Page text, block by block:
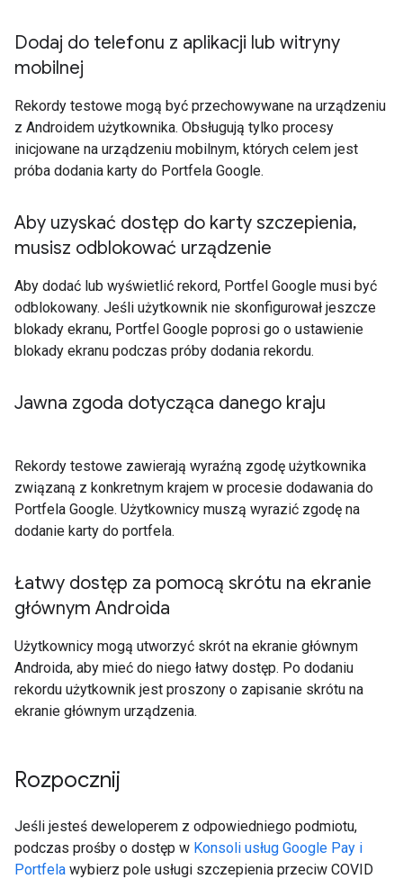
Dodaj do telefonu z aplikacji lub witryny
mobilnej
Rekordy testowe mogą być przechowywane na urządzeniu
z Androidem użytkownika. Obsługują tylko procesy
inicjowane na urządzeniu mobilnym, których celem jest
próba dodania karty do Portfela Google.
Aby uzyskać dostęp do karty szczepienia,
musisz odblokować urządzenie
Aby dodać lub wyświetlić rekord, Portfel Google musi być
odblokowany. Jeśli użytkownik nie skonfigurował jeszcze
blokady ekranu, Portfel Google poprosi go o ustawienie
blokady ekranu podczas próby dodania rekordu.
Jawna zgoda dotycząca danego kraju
Rekordy testowe zawierają wyraźną zgodę użytkownika
związaną z konkretnym krajem w procesie dodawania do
Portfela Google. Użytkownicy muszą wyrazić zgodę na
dodanie karty do portfela.
Łatwy dostęp za pomocą skrótu na ekranie
głównym Androida
Użytkownicy mogą utworzyć skrót na ekranie głównym
Androida, aby mieć do niego łatwy dostęp. Po dodaniu
rekordu użytkownik jest proszony o zapisanie skrótu na
ekranie głównym urządzenia.
Rozpocznij
Jeśli jesteś deweloperem z odpowiedniego podmiotu,
podczas prośby o dostęp w Konsoli usług Google Pay i
Portfela wybierz pole usługi szczepienia przeciw COVID